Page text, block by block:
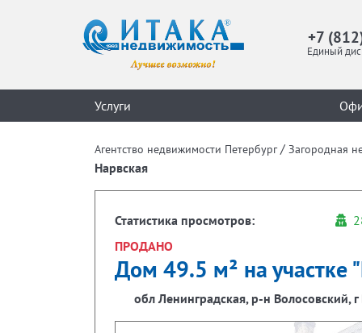
+7
Единый
Услуги
Агентство недвижимости Петербург / Загородная
Нарвская
Статистика просмотров:
ПРОДАНО
Дом 49.5 м² на участке
обл Ленинградская, р-н Волосовский,